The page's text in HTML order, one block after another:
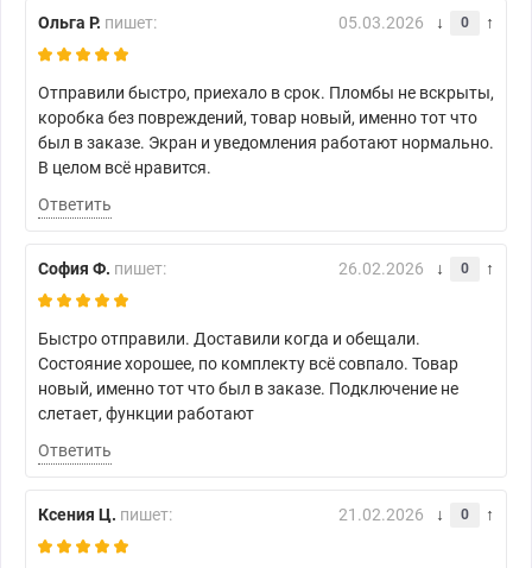
Ольга Р. пишет: 05.03.2026 0
Отправили быстро, приехало в срок. Пломбы не вскрыты,
коробка без повреждений, товар новый, именно тот что
был в заказе. Экран и уведомления работают нормально.
В целом всё нравится.
Ответить
София Ф. пишет: 26.02.2026 0
Быстро отправили. Доставили когда и обещали.
Состояние хорошее, по комплекту всё совпало. Товар
новый, именно тот что был в заказе. Подключение не
слетает, функции работают
Ответить
Ксения Ц. пишет: 21.02.2026 0